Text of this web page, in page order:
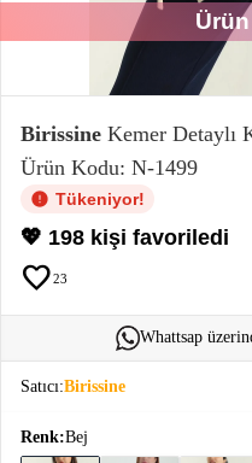
Sweatshirt
T-Shirt
Birissine Kemer Detaylı
Ürün Kodu: N-1499
Tükeniyor!
💖 198 kişi favoriledi
favorite23
Whattsap
Satıcı:Birissine
Renk:Bej